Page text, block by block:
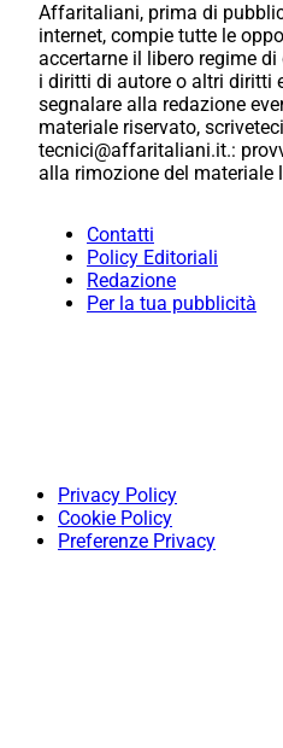
Affaritaliani, prima di
internet, compie tutte le
accertarne il libero regime
i diritti di autore o altri diritti
segnalare alla redazione
materiale riservato,
tecnici@affaritaliani.it.:
alla rimozione del materiale
Contatti
Policy Editoriali
Redazione
Per la tua pubblicità
Privacy Policy
Cookie Policy
Preferenze Privacy